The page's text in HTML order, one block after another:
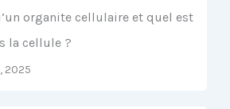
organite cellulaire et quel est
la cellule ?
2025